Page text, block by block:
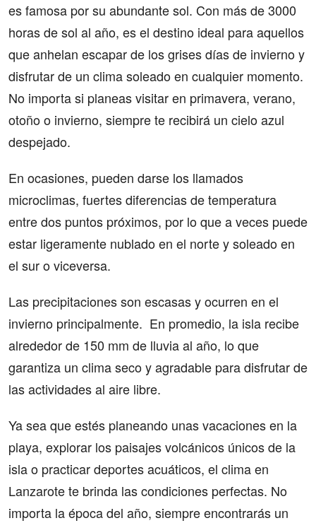
es famosa por su abundante sol. Con más de 3000
horas de sol al año, es el destino ideal para aquellos
que anhelan escapar de los grises días de invierno y
disfrutar de un clima soleado en cualquier momento.
No importa si planeas visitar en primavera, verano,
otoño o invierno, siempre te recibirá un cielo azul
despejado.
En ocasiones, pueden darse los llamados
microclimas, fuertes diferencias de temperatura
entre dos puntos próximos, por lo que a veces puede
estar ligeramente nublado en el norte y soleado en
el sur o viceversa.
Las precipitaciones son escasas y ocurren en el
invierno principalmente. En promedio, la isla recibe
alrededor de 150 mm de lluvia al año, lo que
garantiza un clima seco y agradable para disfrutar de
las actividades al aire libre.
Ya sea que estés planeando unas vacaciones en la
playa, explorar los paisajes volcánicos únicos de la
isla o practicar deportes acuáticos, el clima en
Lanzarote te brinda las condiciones perfectas. No
importa la época del año, siempre encontrarás un